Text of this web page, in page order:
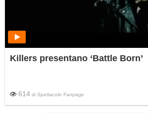
Killers presentano ‘Battle Born’
614 di Spettacolo Fanpage